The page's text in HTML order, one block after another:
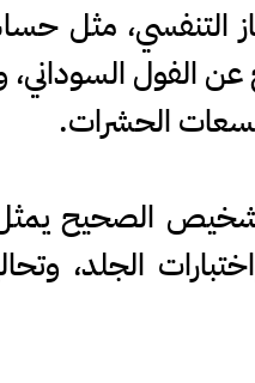
التنفسي، مثل
الفول
الحشرات.
التشخيص الصحيح
الجلد،